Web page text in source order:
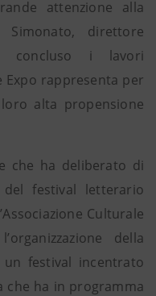
attenzione alla
Simonato, direttore
concluso i lavori
Expo rappresenta per
alta propensione
che ha deliberato di
del festival letterario
Culturale
della
festival incentrato
che ha in programma